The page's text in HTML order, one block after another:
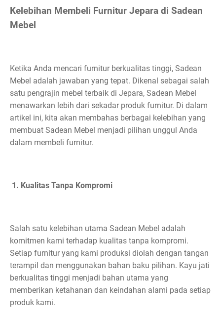
Kelebihan Membeli Furnitur Jepara di Sadean
Mebel
Ketika Anda mencari furnitur berkualitas tinggi, Sadean
Mebel adalah jawaban yang tepat. Dikenal sebagai salah
satu pengrajin mebel terbaik di Jepara, Sadean Mebel
menawarkan lebih dari sekadar produk furnitur. Di dalam
artikel ini, kita akan membahas berbagai kelebihan yang
membuat Sadean Mebel menjadi pilihan unggul Anda
dalam membeli furnitur.
1. Kualitas Tanpa Kompromi
Salah satu kelebihan utama Sadean Mebel adalah
komitmen kami terhadap kualitas tanpa kompromi.
Setiap furnitur yang kami produksi diolah dengan tangan
terampil dan menggunakan bahan baku pilihan. Kayu jati
berkualitas tinggi menjadi bahan utama yang
memberikan ketahanan dan keindahan alami pada setiap
produk kami.